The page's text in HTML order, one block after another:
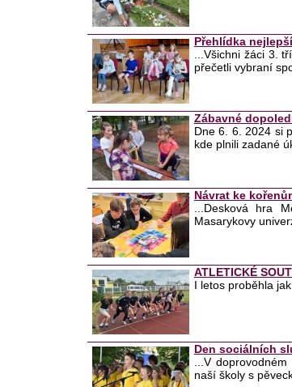
Přehlídka
...Všichni žáci 3.
přečetli vybraní
Zábavné
Dne 6. 6. 2024 si
kde plnili zadané
Návrat ke
...Desková hra
Masarykovy
ATLETICKÉ
I letos proběhla
Den sociálních
...V
naší školy s